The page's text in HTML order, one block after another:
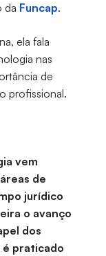
da Funcap.
ela fala
nas
de
profissional.
vem
de
jurídico
o avanço
dos
praticado